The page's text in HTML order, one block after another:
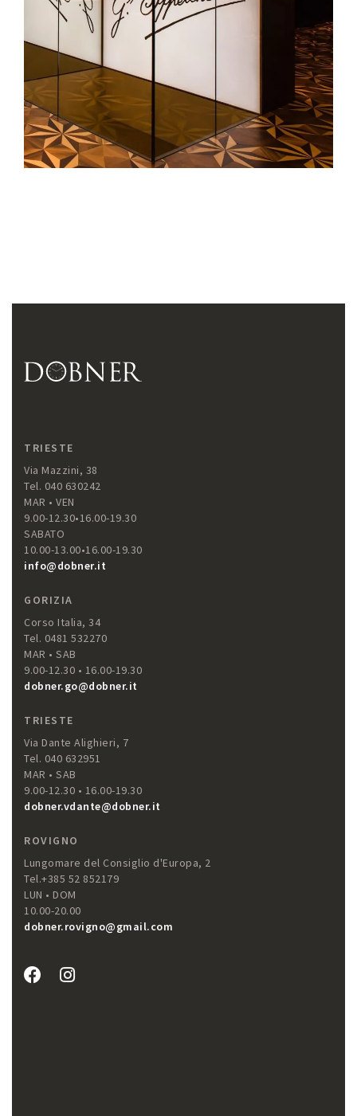
TRIESTE
Via Mazzini, 38
Tel. 040 630242
MAR • VEN
9.00-12.30•16.00-19.30
SABATO
10.00-13.00•16.00-19.30
info@dobner.it
GORIZIA
Corso Italia, 34
Tel. 0481 532270
MAR • SAB
9.00-12.30 • 16.00-19.30
dobner.go@dobner.it
TRIESTE
Via Dante Alighieri, 7
Tel. 040 632951
MAR • SAB
9.00-12.30 • 16.00-19.30
dobner.vdante@dobner.it
ROVIGNO
Lungomare del Consiglio d'Europa, 2
Tel.+385 52 852179
LUN • DOM
10.00-20.00
dobner.rovigno@gmail.com